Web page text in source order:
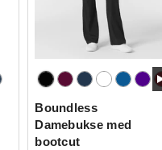
Boundless
Damebukse med
bootcut